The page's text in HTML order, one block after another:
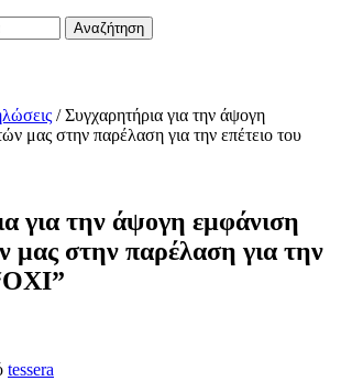
Αναζήτηση
/Συγχαρητήρια για την άψογη
μας στην παρέλαση για την επέτειο του
για την άψογη εμφάνιση
στην παρέλαση για την
tessera